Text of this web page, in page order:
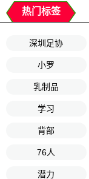
热门标签
深圳足协
小罗
乳制品
学习
背部
76人
潜力